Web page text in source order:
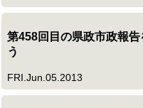
第458回目の県政市政報
う
FRI.Jun.05.2013